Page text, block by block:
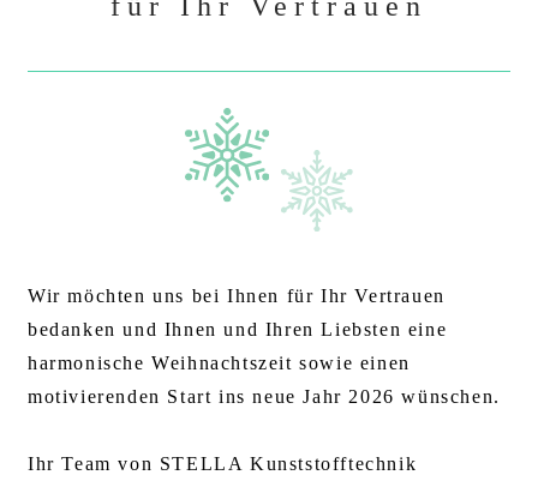
Wir möchten uns bei Ihnen für Ihr Vertrauen
bedanken und Ihnen und Ihren Liebsten eine
harmonische Weihnachtszeit sowie einen
motivierenden Start ins neue Jahr 2026 wünschen.
Ihr Team von STELLA Kunststofftechnik